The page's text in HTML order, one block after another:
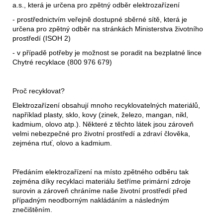
a.s., která je určena pro zpětný odběr elektrozařízení
- prostřednictvím veřejně dostupné sběrné sítě, která je
určena pro zpětný odběr na stránkách Ministerstva životního
prostředí (ISOH 2)
- v případě potřeby je možnost se poradit na bezplatné lince
Chytré recyklace (800 976 679)
Proč recyklovat?
Elektrozařízení obsahují mnoho recyklovatelných materiálů,
například plasty, sklo, kovy (zinek, železo, mangan, nikl,
kadmium, olovo atp.). Některé z těchto látek jsou zároveň
velmi nebezpečné pro životní prostředí a zdraví člověka,
zejména rtuť, olovo a kadmium.
Předáním elektrozařízení na místo zpětného odběru tak
zejména díky recyklaci materiálu šetříme primární zdroje
surovin a zároveň chráníme naše životní prostředí před
případným neodborným nakládáním a následným
znečištěním.